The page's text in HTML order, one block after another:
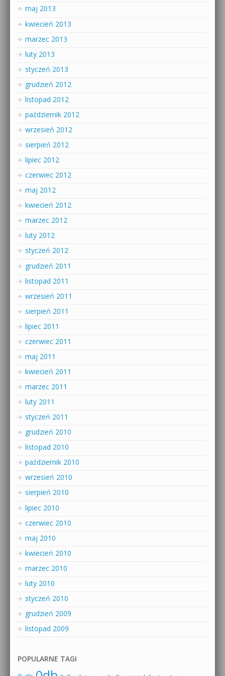
maj 2013
kwiecień 2013
marzec 2013
luty 2013
styczeń 2013
grudzień 2012
listopad 2012
październik 2012
wrzesień 2012
sierpień 2012
lipiec 2012
czerwiec 2012
maj 2012
kwiecień 2012
marzec 2012
luty 2012
styczeń 2012
grudzień 2011
listopad 2011
wrzesień 2011
sierpień 2011
lipiec 2011
czerwiec 2011
maj 2011
kwiecień 2011
marzec 2011
luty 2011
styczeń 2011
grudzień 2010
listopad 2010
październik 2010
wrzesień 2010
sierpień 2010
lipiec 2010
czerwiec 2010
maj 2010
kwiecień 2010
marzec 2010
luty 2010
styczeń 2010
grudzień 2009
listopad 2009
POPULARNE TAGI